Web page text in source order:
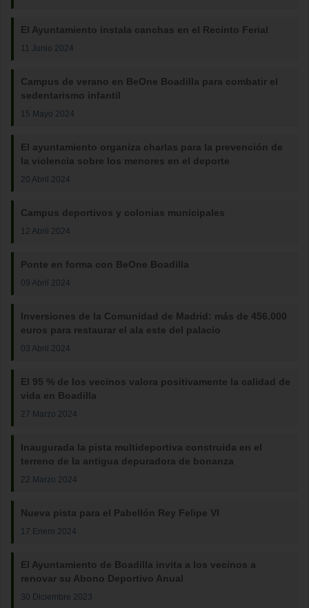
El Ayuntamiento instala canchas en el Recinto Ferial
11 Junio 2024
Campus de verano en BeOne Boadilla para combatir el
sedentarismo infantil
15 Mayo 2024
El ayuntamiento organiza charlas para la prevención de
la violencia sobre los menores en el deporte
20 Abril 2024
Campus deportivos y colonias municipales
12 Abril 2024
Ponte en forma con BeOne Boadilla
09 Abril 2024
Inversiones de la Comunidad de Madrid: más de 456.000
euros para restaurar el ala este del palacio
03 Abril 2024
El 95 % de los vecinos valora positivamente la calidad de
vida en Boadilla
27 Marzo 2024
Inaugurada la pista multideportiva construida en el
terreno de la antigua depuradora de bonanza
22 Marzo 2024
Nueva pista para el Pabellón Rey Felipe VI
17 Enero 2024
El Ayuntamiento de Boadilla invita a los vecinos a
renovar su Abono Deportivo Anual
30 Diciembre 2023